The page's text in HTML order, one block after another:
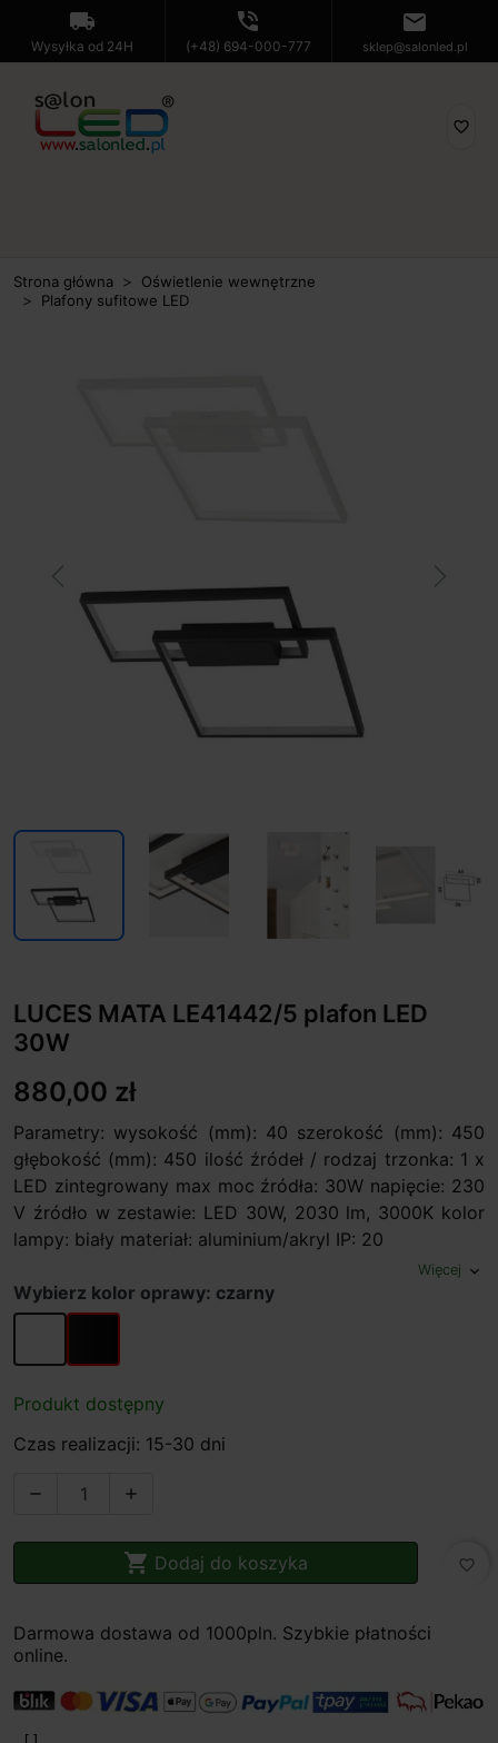
local_shipping
Wysyłka od 24H
phone_in_talk
(+48) 694-000-777
mail
sklep@salonled.pl
favorite_border
Strona główna
Oświetlenie wewnętrzne
Plafony sufitowe LED
LUCES MATA LE41442/5 plafon LED
30W
880,00 zł
Parametry: wysokość (mm): 40 szerokość (mm): 450
głębokość (mm): 450 ilość źródeł / rodzaj trzonka: 1 x
LED zintegrowany max moc źródła: 30W napięcie: 230
V źródło w zestawie: LED 30W, 2030 lm, 3000K kolor
lampy: biały materiał: aluminium/akryl IP: 20
Więcej expand_more
Wybierz kolor oprawy: czarny
biały czarny
Produkt dostępny
Czas realizacji: 15-30 dni
 
 Dodaj do koszyka favorite_border
Darmowa dostawa od 1000pln. Szybkie płatności
online.